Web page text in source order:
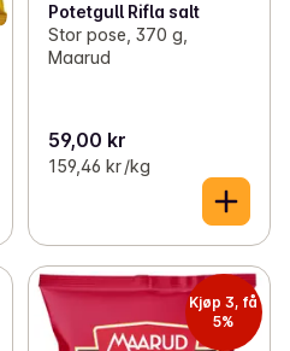
Potetgull Rifla salt
Stor pose, 370 g,
Maarud
59,00 kr
159,46 kr /kg
Kjøp 3, få
5%